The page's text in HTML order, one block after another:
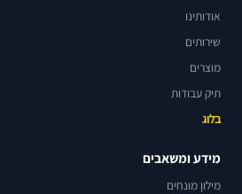
אודותינו
שירותים
מוצרים
תיק עבודות
בלוג
מידע ומשאבים
מילון מונחים